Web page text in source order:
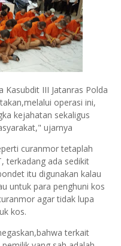
III Jatanras Polda
operasi ini,
kejahatan sekaligus
ujarnya
curanmor tetaplah
terkadang ada sedikit
itu digunakan kalau
untuk para penghuni kos
agar tidak lupa
kos.
terkait